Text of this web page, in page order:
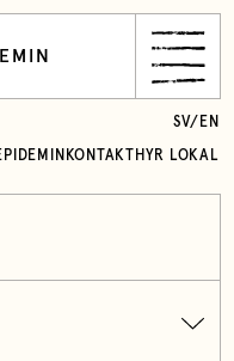
KONTAKT HYR LOKAL
SV/ EN